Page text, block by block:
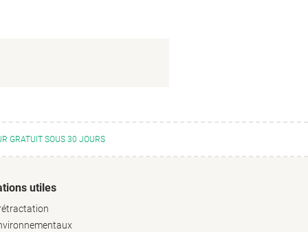
GRATUIT SOUS 30 JOURS
utiles